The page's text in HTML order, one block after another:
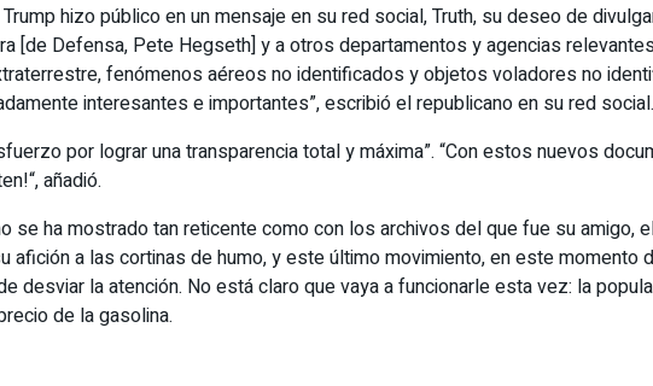
hizo público en un mensaje en su red social, Truth, su deseo de
[de Defensa, Pete Hegseth] y a otros departamentos y agencias
fenómenos aéreos no identificados y objetos voladores no
interesantes e importantes”, escribió el republicano en su red social.
por lograr una transparencia total y máxima”. “Con estos nuevos
añadió.
se ha mostrado tan reticente como con los archivos del que fue su amigo,
a las cortinas de humo, y este último movimiento, en este momento
la atención. No está claro que vaya a funcionarle esta vez: la
de la gasolina.